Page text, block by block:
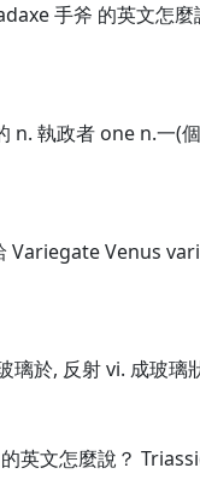
手斧 的英文怎
執政者 one n.一(
Venus
於, 反射 vi. 成玻璃
英文怎麼說？